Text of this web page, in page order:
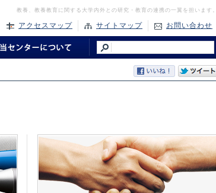
教養、教養教育に関する大学内外との研究・教育の連携の一翼を担います。
アクセスマップ サイトマップ お問い合わせ